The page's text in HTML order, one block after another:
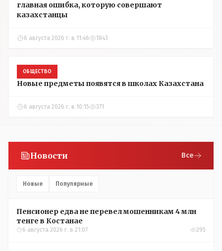
главная ошибка, которую совершают
казахстанцы
6 августа 2026 г. в 11:46 1843
ОБЩЕСТВО
Новые предметы появятся в школах Казахстана
6 августа 2026 г. в 10:15 371
Новости Все
Новые Популярные
Пенсионер едва не перевел мошенникам 4 млн
тенге в Костанае
6 августа 2026 г. в 21:07 295